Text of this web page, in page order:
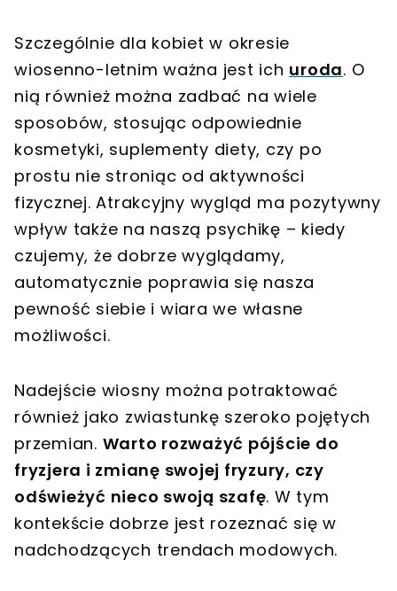
Szczególnie dla kobiet w okresie
wiosenno-letnim ważna jest ich uroda. O
nią również można zadbać na wiele
sposobów, stosując odpowiednie
kosmetyki, suplementy diety, czy po
prostu nie stroniąc od aktywności
fizycznej. Atrakcyjny wygląd ma pozytywny
wpływ także na naszą psychikę – kiedy
czujemy, że dobrze wyglądamy,
automatycznie poprawia się nasza
pewność siebie i wiara we własne
możliwości.
Nadejście wiosny można potraktować
również jako zwiastunkę szeroko pojętych
przemian. Warto rozważyć pójście do
fryzjera i zmianę swojej fryzury, czy
odświeżyć nieco swoją szafę. W tym
kontekście dobrze jest rozeznać się w
nadchodzących trendach modowych.